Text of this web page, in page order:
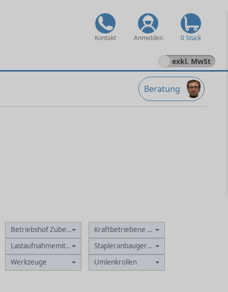
Kontakt Anmelden 0 Stück
exkl. MwSt
Beratung
Betriebshof Zubehör
Kraftbetriebene Winden
Lastaufnahmemittel
Stapleranbaugeräte
Werkzeuge
Umlenkrollen